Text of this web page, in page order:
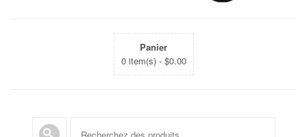
Panier
0 item(s) - $0.00